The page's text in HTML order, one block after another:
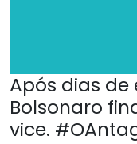
Após dias de
Bolsonaro
vice.